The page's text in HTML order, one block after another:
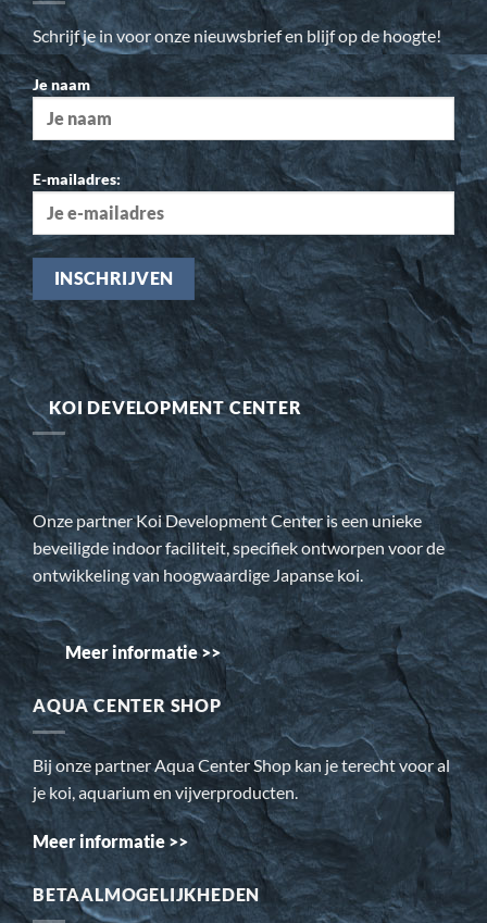
Schrijf je in voor onze nieuwsbrief en blijf op de hoogte!
Je naam
E-mailadres:
KOI DEVELOPMENT CENTER
Onze partner Koi Development Center is een unieke
beveiligde indoor faciliteit, specifiek ontworpen voor de
ontwikkeling van hoogwaardige Japanse koi.
Meer informatie >>
AQUA CENTER SHOP
Bij onze partner Aqua Center Shop kan je terecht voor al
je koi, aquarium en vijverproducten.
Meer informatie >>
BETAALMOGELIJKHEDEN